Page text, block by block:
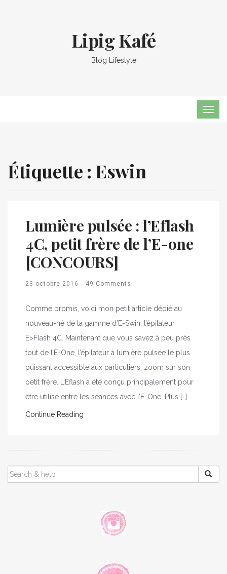
Lipig Kafé
Blog Lifestyle
Étiquette : Eswin
Lumière pulsée : l’Eflash
4C, petit frère de l’E-one
[CONCOURS]
23 octobre 2016 49 Comments
Comme promis, voici mon petit article dédié au
nouveau-né de la gamme d’E-Swin, l’épilateur
E>Flash 4C. Maintenant que vous savez à peu près
tout de l’E-One, l’épilateur à lumière pulsée le plus
puissant accessible aux particuliers, zoom sur son
petit frère. L’Eflash a été conçu principalement pour
être utilisé entre les séances avec l’E-One. Plus […]
Continue Reading
SEARCH
FOR: